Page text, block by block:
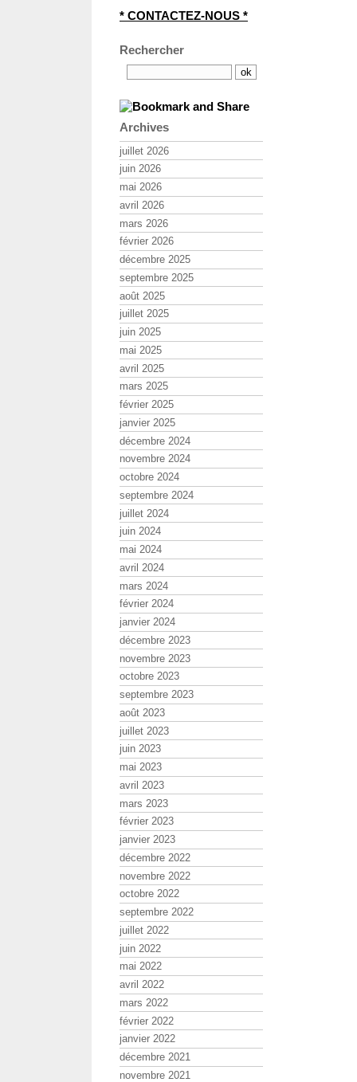
* CONTACTEZ-NOUS *
Rechercher
Archives
juillet 2026
juin 2026
mai 2026
avril 2026
mars 2026
février 2026
décembre 2025
septembre 2025
août 2025
juillet 2025
juin 2025
mai 2025
avril 2025
mars 2025
février 2025
janvier 2025
décembre 2024
novembre 2024
octobre 2024
septembre 2024
juillet 2024
juin 2024
mai 2024
avril 2024
mars 2024
février 2024
janvier 2024
décembre 2023
novembre 2023
octobre 2023
septembre 2023
août 2023
juillet 2023
juin 2023
mai 2023
avril 2023
mars 2023
février 2023
janvier 2023
décembre 2022
novembre 2022
octobre 2022
septembre 2022
juillet 2022
juin 2022
mai 2022
avril 2022
mars 2022
février 2022
janvier 2022
décembre 2021
novembre 2021